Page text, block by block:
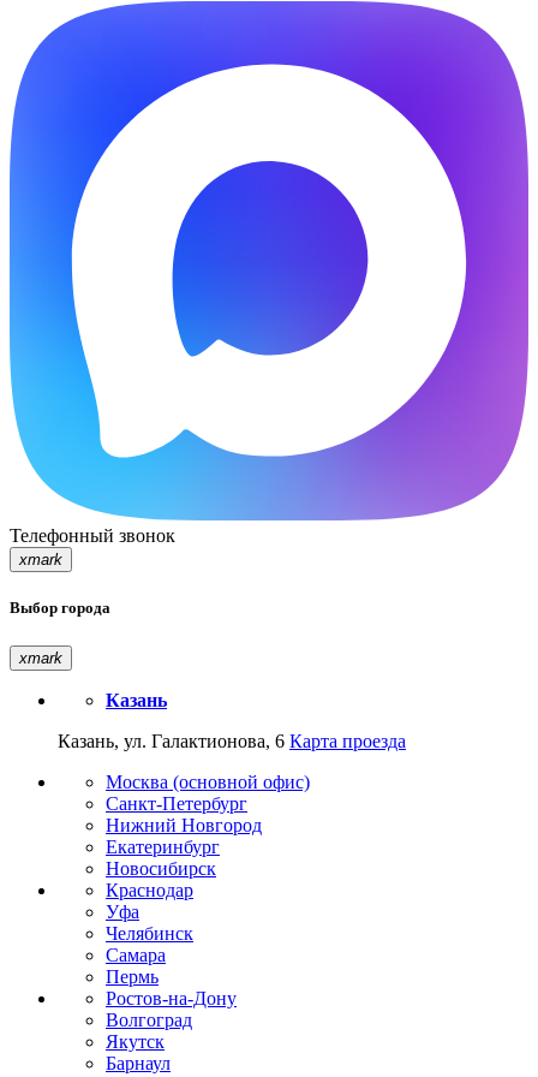
Телефонный звонок
xmark
Выбор города
xmark
Казань
Казань, ул. Галактионова, 6 Карта проезда
Москва (основной офис)
Санкт-Петербург
Нижний Новгород
Екатеринбург
Новосибирск
Краснодар
Уфа
Челябинск
Самара
Пермь
Ростов-на-Дону
Волгоград
Якутск
Барнаул